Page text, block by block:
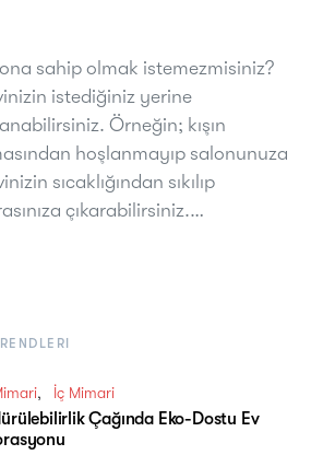
sahip olmak istemezmisiniz?
istediğiniz yerine
Örneğin; kışın
hoşlanmayıp salonunuza
sıcaklığından sıkılıp
çıkarabilirsiniz.…
İç Mimari
Çağında Eko-Dostu Ev